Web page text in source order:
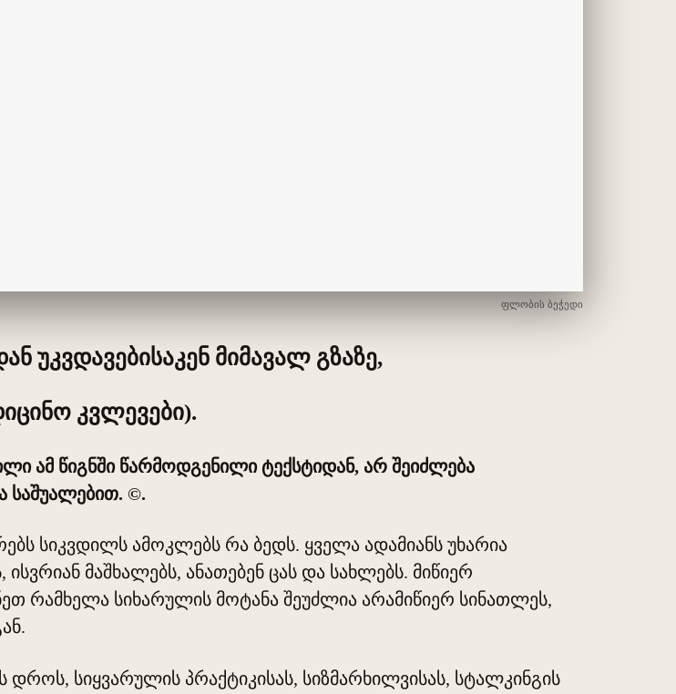
ფლობის ბეჭედი
უკვდავებისაკენ მიმავალ გზაზე,
კვლევები).
ამ წიგნში წარმოდგენილი ტექსტიდან, არ შეიძლება
©.
სიკვდილს ამოკლებს რა ბედს. ყველა ადამიანს უხარია
მაშხალებს, ანათებენ ცას და სახლებს. მიწიერ
რამხელა სიხარულის მოტანა შეუძლია არამიწიერ სინათლეს,
სიყვარულის პრაქტიკისას, სიზმარხილვისას, სტალკინგის